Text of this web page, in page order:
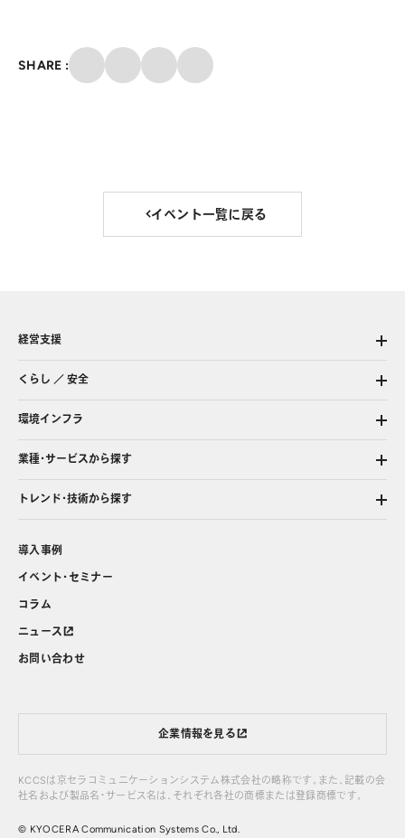
SHARE : Facebook
メール
イベント一覧に戻る
経営支援
くらし ／ 安全
環境インフラ
業種・サービスから探す
トレンド・技術から探す
導入事例
イベント・セミナー
コラム
ニュース
お問い合わせ
企業情報を見る
KCCSは京セラコミュニケーションシステム株式会社の略称です。また、記載の会
社名および製品名・サービス名は、それぞれ各社の商標または登録商標です。
© KYOCERA Communication Systems Co., Ltd.